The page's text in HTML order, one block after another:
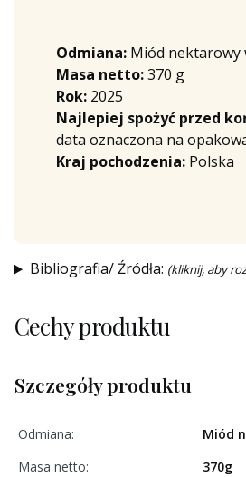
Odmiana: Miód nektarowy
Masa netto:370 g
Rok: 2025
Najlepiej spożyć przed
data oznaczona na
Kraj pochodzenia: Polska
Bibliografia/ Źródła: (kliknij, aby
Cechy produktu
Szczegóły produktu
Odmiana:
Miód
Masa netto:
370g